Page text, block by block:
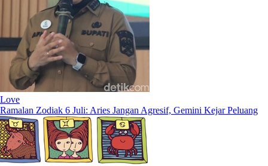
Love
Ramalan Zodiak 6 Juli: Aries Jangan Agresif, Gemini Kejar Peluang